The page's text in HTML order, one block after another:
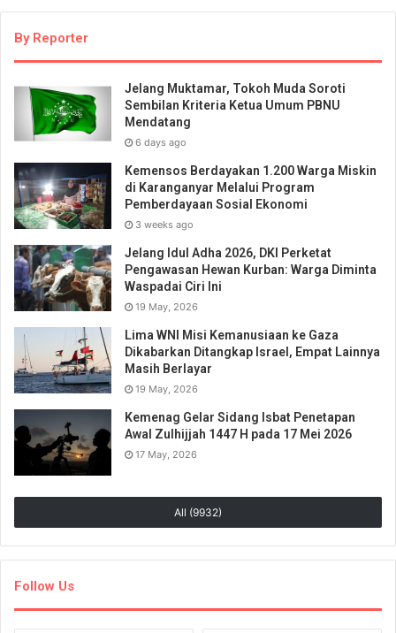
By Reporter
Jelang Muktamar, Tokoh Muda Soroti
Sembilan Kriteria Ketua Umum PBNU
Mendatang
6 days ago
Kemensos Berdayakan 1.200 Warga Miskin
di Karanganyar Melalui Program
Pemberdayaan Sosial Ekonomi
3 weeks ago
Jelang Idul Adha 2026, DKI Perketat
Pengawasan Hewan Kurban: Warga Diminta
Waspadai Ciri Ini
19 May, 2026
Lima WNI Misi Kemanusiaan ke Gaza
Dikabarkan Ditangkap Israel, Empat Lainnya
Masih Berlayar
19 May, 2026
Kemenag Gelar Sidang Isbat Penetapan
Awal Zulhijjah 1447 H pada 17 Mei 2026
17 May, 2026
All (9932)
Follow Us